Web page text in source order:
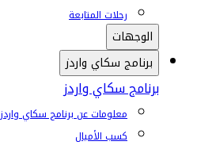
رحلات المتابعة
الوجهات
برنامج سكاي واردز
برنامج سكاي واردز
معلومات عن برنامج سكاي واردز
كسب الأميال